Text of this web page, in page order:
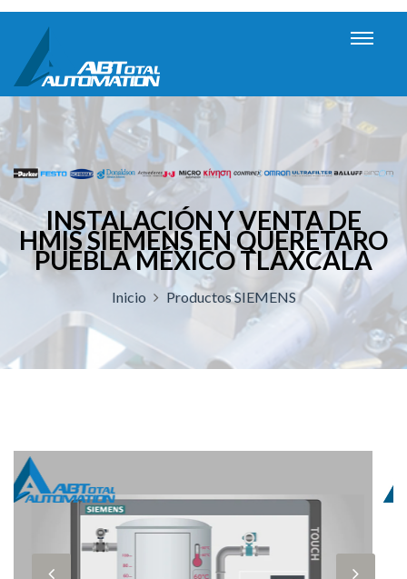
INSTALACIÓN Y VENTA DE
HMIS SIEMENS EN QUERETARO
PUEBLA MÉXICO TLAXCALA
Inicio Productos SIEMENS